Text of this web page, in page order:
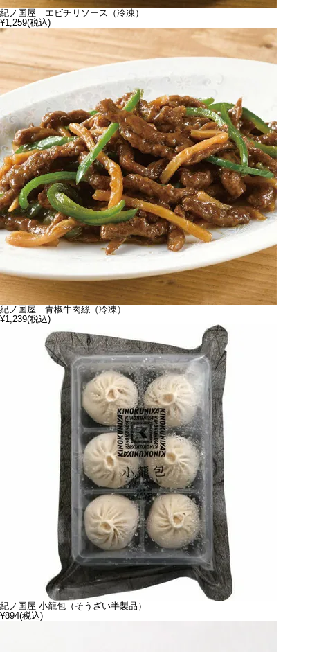
紀ノ国屋 エビチリソース（冷凍）
¥1,259(税込)
紀ノ国屋 青椒牛肉絲（冷凍）
¥1,239(税込)
紀ノ国屋 小籠包（そうざい半製品）
¥894(税込)